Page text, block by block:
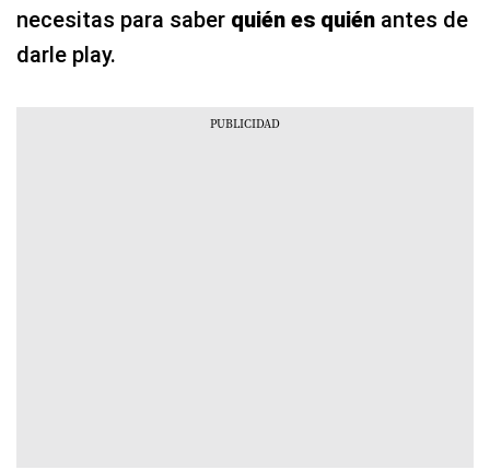
necesitas para saber quién es quién antes de
darle play.